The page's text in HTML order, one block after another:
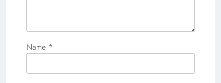
Name *